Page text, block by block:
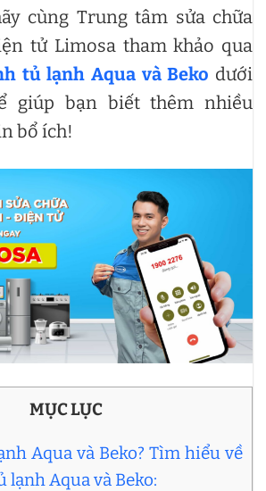
cùng Trung tâm sửa chữa
tử Limosa tham khảo qua
tủ lạnh Aqua và Beko dưới
giúp bạn biết thêm nhiều
bổ ích!
MỤC LỤC
Aqua và Beko? Tìm hiểu về
Aqua và Beko: